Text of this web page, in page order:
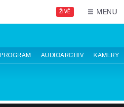
ŽIVĚ MENU
PROGRAM AUDIOARCHIV KAMERY